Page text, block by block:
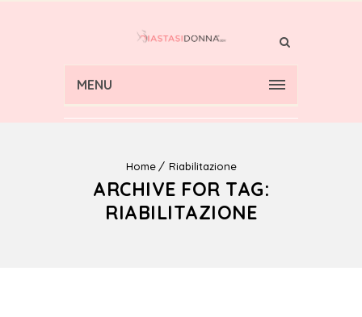
MENU
Home Riabilitazione
ARCHIVE FOR TAG:
RIABILITAZIONE